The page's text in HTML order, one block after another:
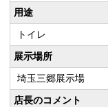
用途
トイレ
展示場所
埼玉三郷展示場
店長のコメント